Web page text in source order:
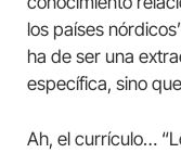
los países
ha de ser una
específica, sino
Ah, el currículo…